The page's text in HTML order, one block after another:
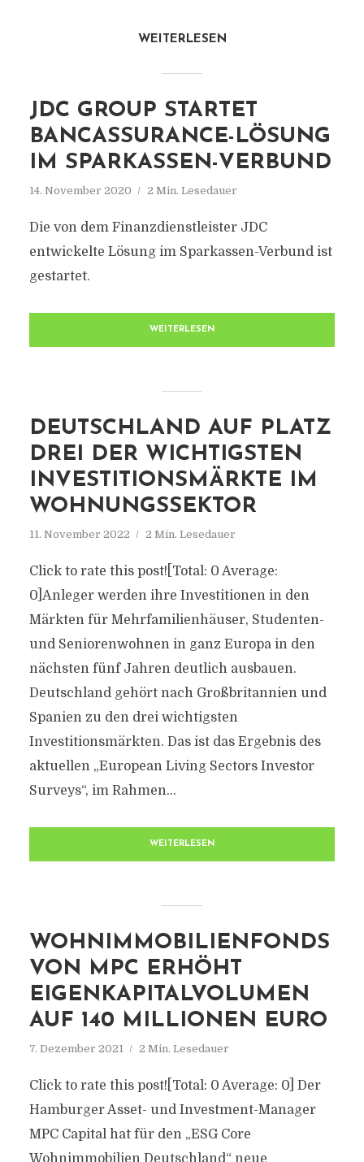
WEITERLESEN
JDC GROUP STARTET
BANCASSURANCE-LÖSUNG
IM SPARKASSEN-VERBUND
14. November 2020 2 Min. Lesedauer
Die von dem Finanzdienstleister JDC
entwickelte Lösung im Sparkassen-Verbund ist
gestartet.
WEITERLESEN
DEUTSCHLAND AUF PLATZ
DREI DER WICHTIGSTEN
INVESTITIONSMÄRKTE IM
WOHNUNGSSEKTOR
11. November 2022 2 Min. Lesedauer
Click to rate this post![Total: 0 Average:
0]Anleger werden ihre Investitionen in den
Märkten für Mehrfamilienhäuser, Studenten-
und Seniorenwohnen in ganz Europa in den
nächsten fünf Jahren deutlich ausbauen.
Deutschland gehört nach Großbritannien und
Spanien zu den drei wichtigsten
Investitionsmärkten. Das ist das Ergebnis des
aktuellen „European Living Sectors Investor
Surveys“, im Rahmen...
WEITERLESEN
WOHNIMMOBILIENFONDS
VON MPC ERHÖHT
EIGENKAPITALVOLUMEN
AUF 140 MILLIONEN EURO
7. Dezember 2021 2 Min. Lesedauer
Click to rate this post![Total: 0 Average: 0] Der
Hamburger Asset- und Investment-Manager
MPC Capital hat für den „ESG Core
Wohnimmobilien Deutschland“ neue